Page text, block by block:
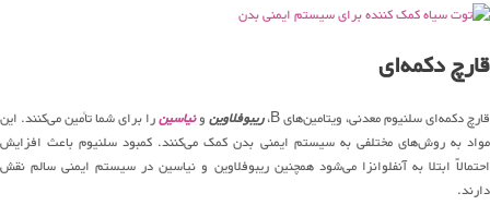
قارچ دکمه‌ای
قارچ دکمه‌ای سلنیوم معدنی، ویتامین‌های B، ریبوفلاوینونیاسینرا برای شما تأمین می‌کنند. این
مواد به روش‌های مختلفی به سیستم ایمنی بدن کمک می‌کنند. کمبود سلنیوم باعث افزایش
احتمالاً ابتلا به آنفلوانزا می‌شود همچنین ریبوفلاوین و نیاسین در سیستم ایمنی سالم نقش
دارند.